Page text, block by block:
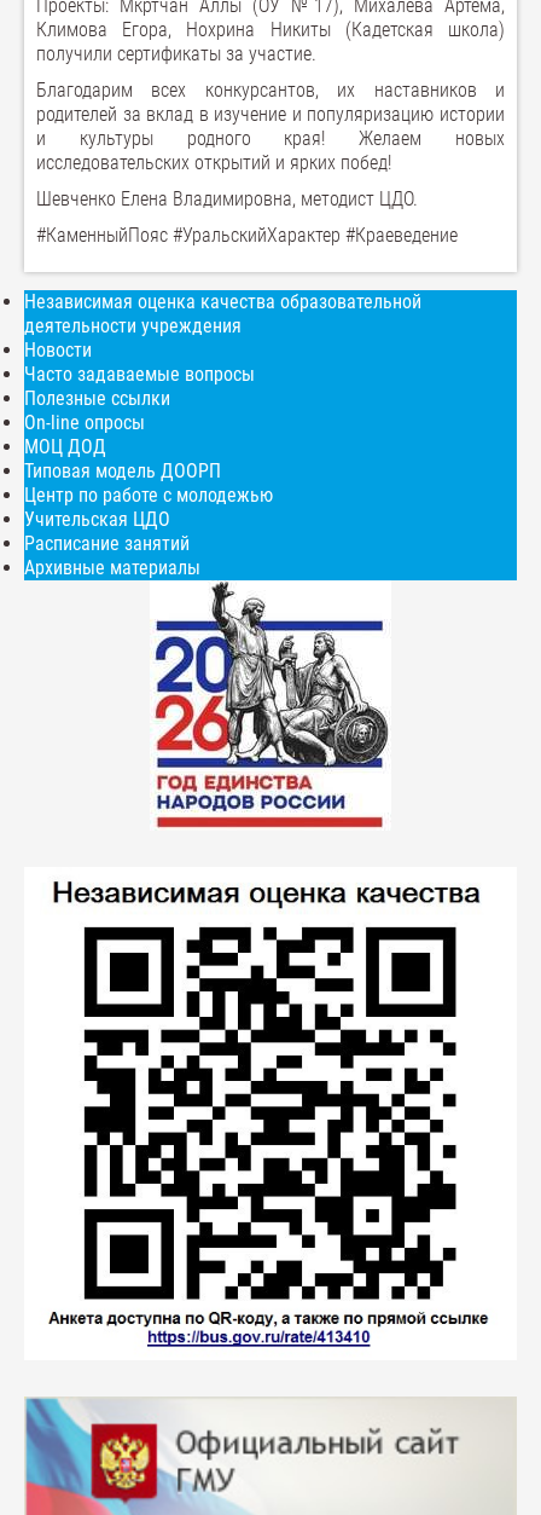
Проекты: Мкртчан Аллы (ОУ №17), Михалева Артема,
Климова Егора, Нохрина Никиты (Кадетская школа)
получили сертификаты за участие.
Благодарим всех конкурсантов, их наставников и
родителей за вклад в изучение и популяризацию истории
и культуры родного края! Желаем новых
исследовательских открытий и ярких побед!
Шевченко Елена Владимировна, методист ЦДО.
#КаменныйПояс #УральскийХарактер #Краеведение
Независимая оценка качества образовательной
деятельности учреждения
Новости
Часто задаваемые вопросы
Полезные ссылки
On-line опросы
МОЦ ДОД
Типовая модель ДООРП
Центр по работе с молодежью
Учительская ЦДО
Расписание занятий
Архивные материалы